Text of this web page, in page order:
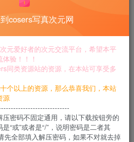
费后查看
8.8
钻石会员 免费
立即购买
登录！建议登陆后购买，可保存购买订单
Coser阿姨（为什么是姨？），
cosers写真次元网
元爱好者的次元交流平台，希望本平
验！！！
同类资源站的资源，在本站可享受多
个以上的资源，那么恭喜我们，本站
源
密码不固定通用，请以下载按钮旁的
“或”或者是“/”，说明密码是二者其
先全部填入解压密码，如果不对就去掉